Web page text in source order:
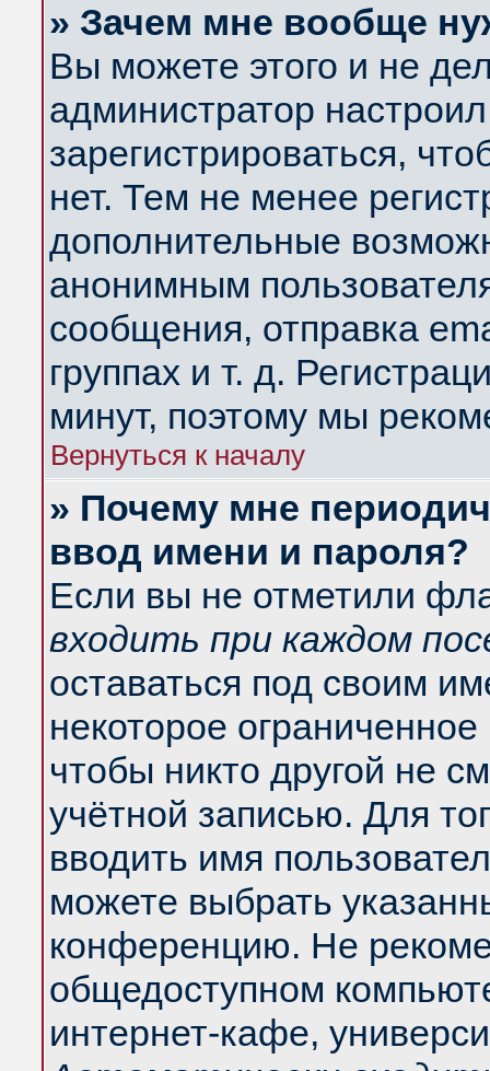
» Зачем мне вообще
Вы можете этого и не
администратор
зарегистрироваться,
нет. Тем не менее
дополнительные
анонимным
сообщения, отправка
группах и т. д.
минут, поэтому мы
Вернуться к началу
» Почему мне
ввод имени и пароля?
Если вы не отметили
входить при каждом
оставаться под своим
некоторое
чтобы никто другой не
учётной записью. Для
вводить имя
можете выбрать
конференцию. Не
общедоступном
интернет-кафе,